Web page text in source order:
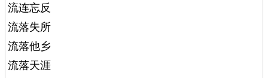
流连忘反
流落失所
流落他乡
流落天涯